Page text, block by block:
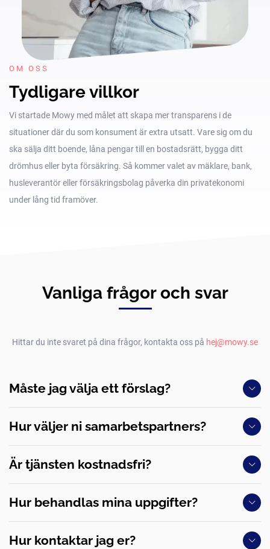
OM OSS
Tydligare villkor
Vi startade Mowy med målet att skapa mer transparens i de
situationer där du som konsument är extra utsatt. Vare sig om du
ska sälja ditt boende, låna pengar till en bostadsrätt, bygga ditt
drömhus eller byta försäkring. Så kommer valet av mäklare, bank,
husleverantör eller försäkringsbolag påverka din privatekonomi
under lång tid framöver.
Vanliga frågor och svar
Hittar du inte svaret på dina frågor, kontakta oss på hej@mowy.se
Måste jag välja ett förslag?
Hur väljer ni samarbetspartners?
Är tjänsten kostnadsfri?
Hur behandlas mina uppgifter?
Hur kontaktar jag er?